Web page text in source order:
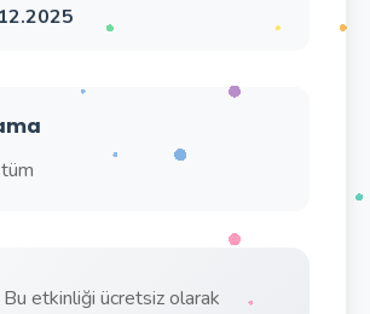
etkinliği ücretsiz olarak